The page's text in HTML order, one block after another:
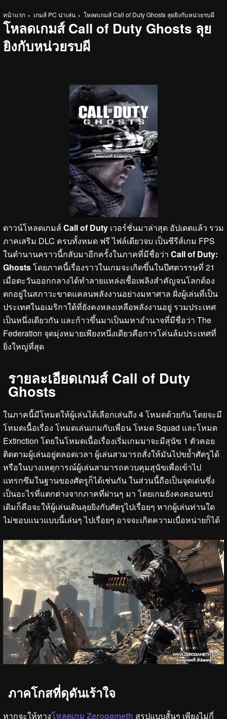
หน้าแรก เกมส์ PC น่าเล่น โหลดเกมส์ Call of Duty Ghosts ลุยยิงกับหน่วยรบผี
โหลดเกมส์ Call of Duty Ghosts ลุย
ยิงกับหน่วยรบผี
ดาวน์โหลดเกมส์Call of Duty เวอร์ชั่นมาล่าสุด อัปเดตแล้ว รวม
ภาคเสริม DLC ครบทั้งหมด ฟรี ไฟล์เดียวจบ เป็นซีรีส์เกม FPS
ในตำนานคราวนี้กลับมาอีกครั้งในภาคที่มีชื่อว่า Call of Duty:
Ghostsโดยภาคนี้เรื่องราวในเกมจะเกิดขึ้นในปีศตวรรษที่ 21
เมื่อตะวันออกกลางได้ทำลายแหล่งเชื้อเพลิงสำคัญจนโลกต้อง
ตกอยู่ในสภาวะขาดแคลนพลังงานอย่างมหาศาล ฝั่งผู้เล่นที่เป็น
ประเทศในอเมริกาใต้ที่ยังคงหลงเหลือพลังงานอยู่ รวมประเทศ
เป็นหนึ่งเดียวกัน และก้าวขึ้นมาเป็นมหาอำนาจที่มีชื่อว่า The
Federation จุดมุ่งหมายเพียงหนึ่งเดียวคือการโค่นล้มประเทศที่
ยิ่งใหญ่ที่สุด
รายละเอียดเกมส์ Call of Duty
Ghosts
ในภาคนี้มีโหมดให้ผู้เล่นได้เลือกเล่นถึง 4 โหมดด้วยกัน โดยจะมี
โหมดเนื้อเรื่อง โหมดเล่นเกมกับเพื่อน โหมด Squad และโหมด
Extinction โดยในโหมดเนื้อเรื่องเริ่มเกมมาจะมีสุนัข 1 ตัวคอย
ติดตามผู้เล่นอยู่ตลอดเวลา ผู้เล่นสามารถสั่งให้มันไปขย้ำศัตรูได้
หรือในบางเหตุการณ์ผู้เล่นสามารถควบคุมสุนัขเพื่อเข้าไป
แทรกซึมในฐานของศัตรูก็ได้เช่นกัน ในส่วนนี้ถือเป็นจุดเด่นซึ่ง
เป็นอะไรที่แตกต่างจากภาคที่ผ่านๆ มา โดยเกมยังคงคอนเซป
เดิมก็คือจะให้ผู้เล่นเดินลุยยิงกับศัตรูไปเรื่อยๆ หากผู้เล่นท่านใด
ไม่ชอบแนวแบบนี้เล่นๆ ไปเรื่อยๆ อาจจะเกิดความเบื่อหน่ายก็ได้
ภาคโกสที่ดุดันเร้าใจ
หากจะให้ทางโหลดเกม Zerogameth สรุปแบบสั้นๆ เพียงไม่กี่